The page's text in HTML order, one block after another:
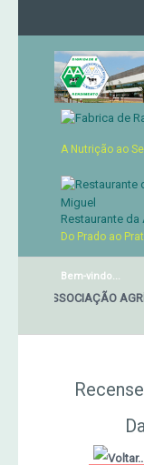
A Nutrição ao
Restaurante da
Do Prado ao
Bem-vindo...
DA ASSOCIAÇÃO